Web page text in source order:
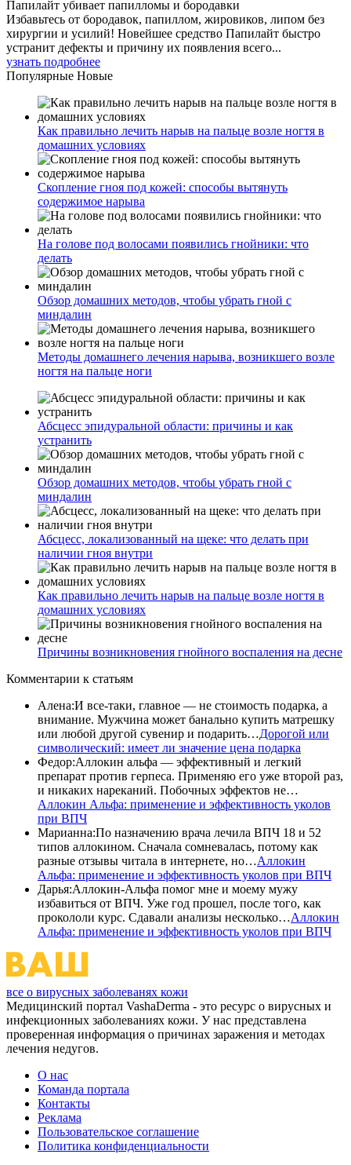
Папилайт убивает папилломы и бородавки
Избавьтесь от бородавок, папиллом, жировиков, липом без
хирургии и усилий! Новейшее средство Папилайт быстро
устранит дефекты и причину их появления всего...
узнать подробнее
Популярные Новые
Как правильно лечить нарыв на пальце возле ногтя в
домашних условиях
Скопление гноя под кожей: способы вытянуть
содержимое нарыва
На голове под волосами появились гнойники: что
делать
Обзор домашних методов, чтобы убрать гной с
миндалин
Методы домашнего лечения нарыва, возникшего возле
ногтя на пальце ноги
Абсцесс эпидуральной области: причины и как
устранить
Обзор домашних методов, чтобы убрать гной с
миндалин
Абсцесс, локализованный на щеке: что делать при
наличии гноя внутри
Как правильно лечить нарыв на пальце возле ногтя в
домашних условиях
Причины возникновения гнойного воспаления на десне
Комментарии к статьям
Алена:И все-таки, главное — не стоимость подарка, а
внимание. Мужчина может банально купить матрешку
или любой другой сувенир и подарить…Дорогой или
символический: имеет ли значение цена подарка
Федор:Аллокин альфа — эффективный и легкий
препарат против герпеса. Применяю его уже второй раз,
и никаких нареканий. Побочных эффектов не…
Аллокин Альфа: применение и эффективность уколов
при ВПЧ
Марианна:По назначению врача лечила ВПЧ 18 и 52
типов аллокином. Сначала сомневалась, потому как
разные отзывы читала в интернете, но…Аллокин
Альфа: применение и эффективность уколов при ВПЧ
Дарья:Аллокин-Альфа помог мне и моему мужу
избавиться от ВПЧ. Уже год прошел, после того, как
прокололи курс. Сдавали анализы несколько…Аллокин
Альфа: применение и эффективность уколов при ВПЧ
все о вирусных заболеванях кожи
Медицинский портал VashaDerma - это ресурс о вирусных и
инфекционных заболеваниях кожи. У нас представлена
проверенная информация о причинах заражения и методах
лечения недугов.
О нас
Команда портала
Контакты
Реклама
Пользовательское соглашение
Политика конфиденциальности